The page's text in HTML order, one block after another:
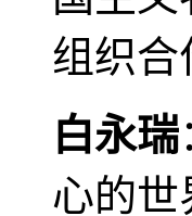
组织合
白永瑞
心的